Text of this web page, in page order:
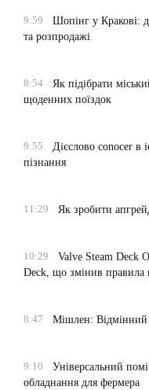
9:59
Шопінг у Кракові:
та розпродажі
8:54
Як підібрати
щоденних поїздок
9:55
Дієслово conocer в
пізнання
11:29
Як зробити
10:29
Valve Steam Deck
Deck, що змінив правила
8:47
Мішлен: Відмінний
9:10
Універсальний
обладнання для фермера